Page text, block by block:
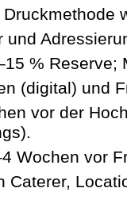
und
% Reserve;
(digital) und
vor der
Wochen vor
Caterer,